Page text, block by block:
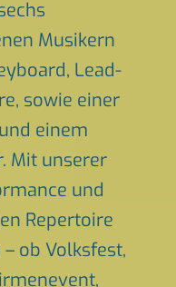
Musikern
Lead-
sowie einer
einem
Mit unserer
und
Repertoire
ob Volksfest,